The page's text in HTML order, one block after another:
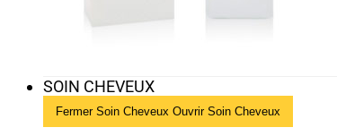
SOIN CHEVEUX
Fermer Soin Cheveux Ouvrir Soin Cheveux